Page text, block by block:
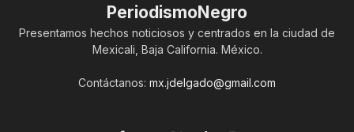
PeriodismoNegro
Presentamos hechos noticiosos y centrados en la ciudad de
Mexicali, Baja California. México.
Contáctanos: mx.jdelgado@gmail.com